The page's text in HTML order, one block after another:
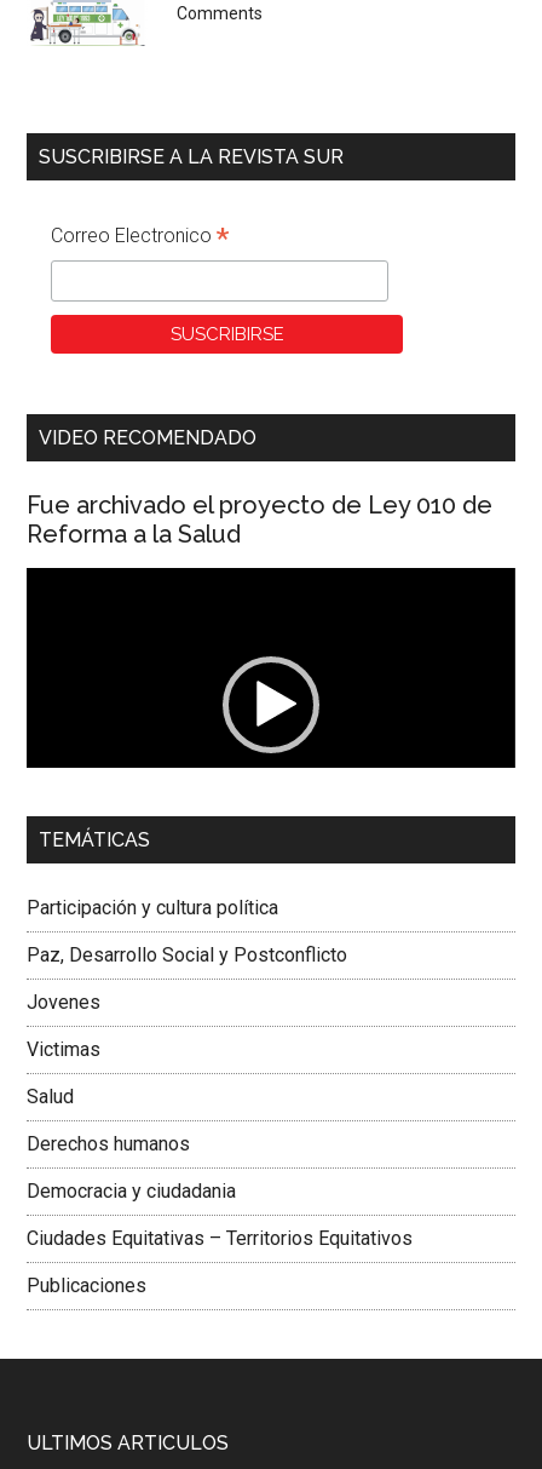
Comments
SUSCRIBIRSE A LA REVISTA SUR
Correo Electronico*
VIDEO RECOMENDADO
Fue archivado el proyecto de Ley 010 de
Reforma a la Salud
00:00 01:04
Dra. Carolina Corcho Mejía,Presidenta Corporación
Colombiana
TEMÁTICAS
Participación y cultura política
Paz, Desarrollo Social y Postconflicto
Jovenes
Victimas
Salud
Derechos humanos
Democracia y ciudadania
Ciudades Equitativas – Territorios Equitativos
Publicaciones
ULTIMOS ARTICULOS